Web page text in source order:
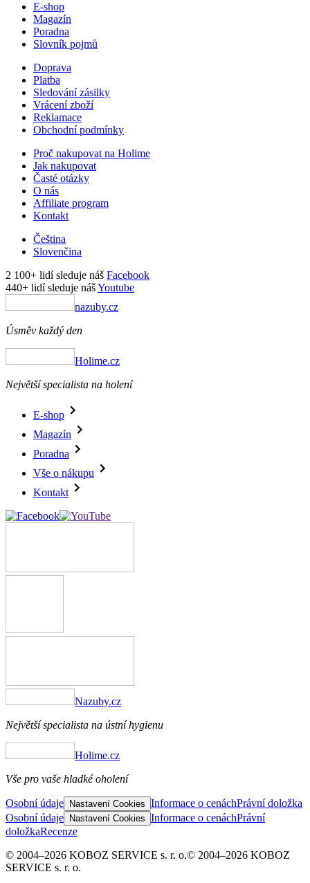
E-shop
Magazín
Poradna
Slovník pojmů
Doprava
Platba
Sledování zásilky
Vrácení zboží
Reklamace
Obchodní podmínky
Proč nakupovat na Holime
Jak nakupovat
Časté otázky
O nás
Affiliate program
Kontakt
Čeština
Slovenčina
2 100+ lidí sleduje náš Facebook
440+ lidí sleduje nášYoutube
nazuby.cz
Úsměv každý den
Holime.cz
Největší specialista na holení
E-shop
Magazín
Poradna
Vše o nákupu
Kontakt
Nazuby.cz
Největší specialista na ústní hygienu
Holime.cz
Vše pro vaše hladké oholení
Osobní údaje Nastavení Cookies Informace o cenáchPrávní doložka
Osobní údaje
Nastavení Cookies Informace o cenáchPrávní
doložkaRecenze
© 2004–2026 KOBOZ SERVICE s. r. o.© 2004–2026 KOBOZ
SERVICE s. r. o.